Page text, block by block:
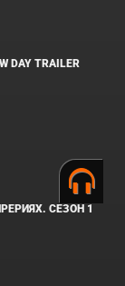
DAY TRAILER
СЕЗОН 1